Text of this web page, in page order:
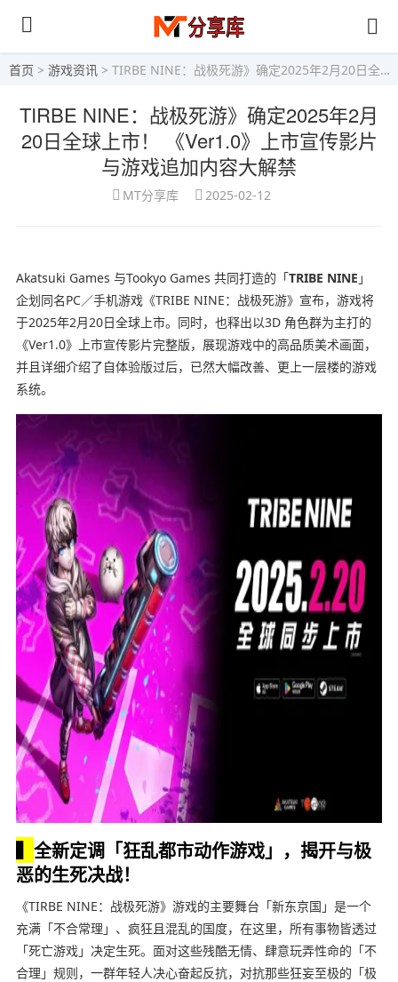
首页 > 游戏资讯 > TIRBE NINE：战极死游》确定2025年2月20日全球上市！ 《Ver1.0》上市宣传影片与游戏追加内容大解禁
TIRBE NINE：战极死游》确定2025年2月
20日全球上市！ 《Ver1.0》上市宣传影片
与游戏追加内容大解禁
MT分享库 2025-02-12
Akatsuki Games 与Tookyo Games 共同打造的「TRIBE NINE 」
企划同名PC／手机游戏《TRIBE NINE：战极死游》宣布，游戏将
于2025年2月20日全球上市。同时，也释出以3D 角色群为主打的
《Ver1.0》上市宣传影片完整版，展现游戏中的高品质美术画面，
并且详细介绍了自体验版过后，已然大幅改善、更上一层楼的游戏
系统。
▍ 全新定调「狂乱都市动作游戏」，揭开与极
恶的生死决战！
《TIRBE NINE：战极死游》游戏的主要舞台「新东京国」是一个
充满「不合常理」、疯狂且混乱的国度，在这里，所有事物皆透过
「死亡游戏」决定生死。面对这些残酷无情、肆意玩弄性命的「不
合理」规则，一群年轻人决心奋起反抗，对抗那些狂妄至极的「极